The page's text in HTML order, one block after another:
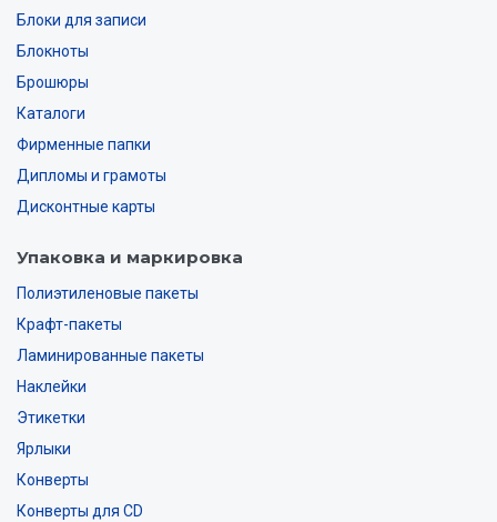
Блоки для записи
Блокноты
Брошюры
Каталоги
Фирменные папки
Дипломы и грамоты
Дисконтные карты
Упаковка и маркировка
Полиэтиленовые пакеты
Крафт-пакеты
Ламинированные пакеты
Наклейки
Этикетки
Ярлыки
Конверты
Конверты для CD